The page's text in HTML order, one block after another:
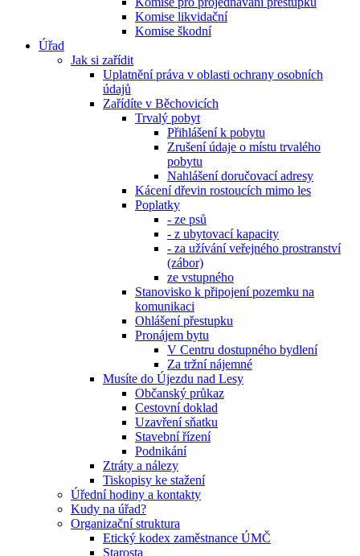
Komise likvidační
Komise škodní
Úřad
Jak si zařídit
Uplatnění práva v oblasti ochrany osobních
údajů
Zařídíte v Běchovicích
Trvalý pobyt
Přihlášení k pobytu
Zrušení údaje o místu trvalého
pobytu
Nahlášení doručovací adresy
Kácení dřevin rostoucích mimo les
Poplatky
- ze psů
- z ubytovací kapacity
- za užívání veřejného prostranství
(zábor)
ze vstupného
Stanovisko k připojení pozemku na
komunikaci
Ohlášení přestupku
Pronájem bytu
V Centru dostupného bydlení
Za tržní nájemné
Musíte do Újezdu nad Lesy
Občanský průkaz
Cestovní doklad
Uzavření sňatku
Stavební řízení
Podnikání
Ztráty a nálezy
Tiskopisy ke stažení
Úřední hodiny a kontakty
Kudy na úřad?
Organizační struktura
Etický kodex zaměstnance ÚMČ
Starosta